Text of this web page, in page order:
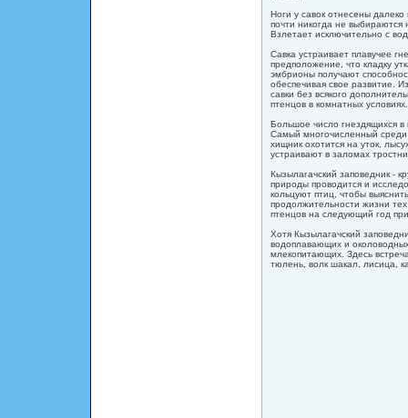
Ноги у савок отнесены
почти никогда не выбираются
Взлетает исключительно с
Савка устраивает плавучее
предположение, что кладку
эмбрионы получают
обеспечивая свое развитие.
савки без всякого
птенцов в комнатных условиях.
Большое число гнездящихся в
Самый многочисленный
хищник охотится на уток,
устраивают в заломах
Кызылагачский заповедник -
природы проводится и
кольцуют птиц, чтобы
продолжительности жизни
птенцов на следующий год
Хотя Кызылагачский
водоплавающих и
млекопитающих. Здесь
тюлень, волк шакал, лисица,